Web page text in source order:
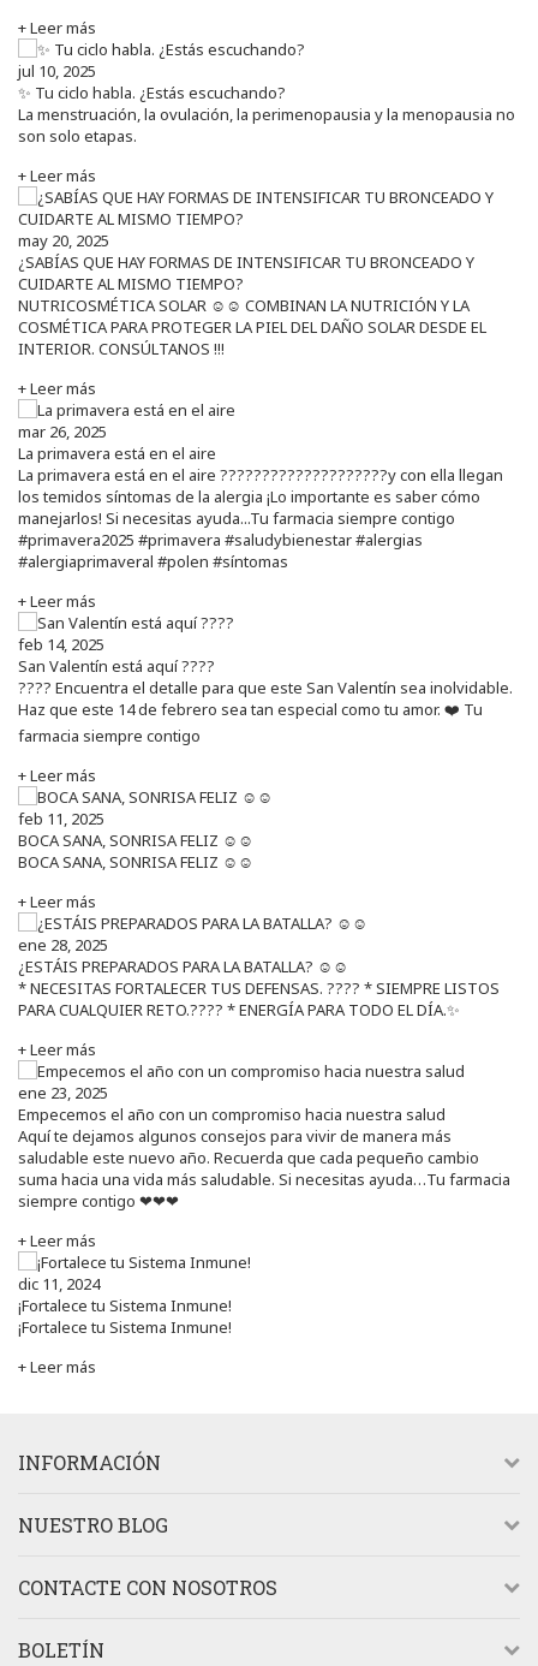
+ Leer más
jul 10, 2025
✨ Tu ciclo habla. ¿Estás escuchando?
La menstruación, la ovulación, la perimenopausia y la menopausia no
son solo etapas.
+ Leer más
may 20, 2025
¿SABÍAS QUE HAY FORMAS DE INTENSIFICAR TU BRONCEADO Y
CUIDARTE AL MISMO TIEMPO?
NUTRICOSMÉTICA SOLAR ☺️☺️ COMBINAN LA NUTRICIÓN Y LA
COSMÉTICA PARA PROTEGER LA PIEL DEL DAÑO SOLAR DESDE EL
INTERIOR. CONSÚLTANOS !!!
+ Leer más
mar 26, 2025
La primavera está en el aire
La primavera está en el aire ????????????????????y con ella llegan
los temidos síntomas de la alergia ¡Lo importante es saber cómo
manejarlos! Si necesitas ayuda...Tu farmacia siempre contigo
#primavera2025 #primavera #saludybienestar #alergias
#alergiaprimaveral #polen #síntomas
+ Leer más
feb 14, 2025
San Valentín está aquí ????
???? Encuentra el detalle para que este San Valentín sea inolvidable.
Haz que este 14 de febrero sea tan especial como tu amor. ❤️ Tu
farmacia siempre contigo
+ Leer más
feb 11, 2025
BOCA SANA, SONRISA FELIZ ☺️☺️
BOCA SANA, SONRISA FELIZ ☺️☺️
+ Leer más
ene 28, 2025
¿ESTÁIS PREPARADOS PARA LA BATALLA? ☺️☺️
* NECESITAS FORTALECER TUS DEFENSAS. ????️ * SIEMPRE LISTOS
PARA CUALQUIER RETO.???? * ENERGÍA PARA TODO EL DÍA.✨
+ Leer más
ene 23, 2025
Empecemos el año con un compromiso hacia nuestra salud
Aquí te dejamos algunos consejos para vivir de manera más
saludable este nuevo año. Recuerda que cada pequeño cambio
suma hacia una vida más saludable. Si necesitas ayuda…Tu farmacia
siempre contigo ❤❤❤
+ Leer más
dic 11, 2024
¡Fortalece tu Sistema Inmune!
¡Fortalece tu Sistema Inmune!
+ Leer más
INFORMACIÓN
NUESTRO BLOG
CONTACTE CON NOSOTROS
BOLETÍN